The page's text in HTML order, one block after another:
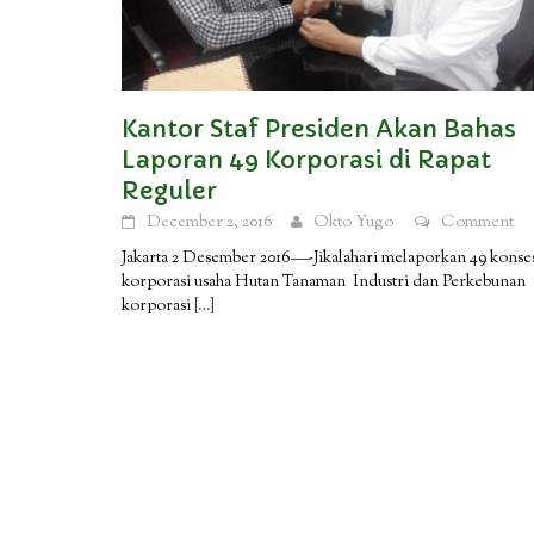
Kantor Staf Presiden Akan Bahas
Laporan 49 Korporasi di Rapat
Reguler
December 2, 2016 Okto Yugo
Comment
Jakarta 2 Desember 2016—-Jikalahari melaporkan 49
korporasi usaha Hutan Tanaman Industri dan Perkebunan
korporasi […]